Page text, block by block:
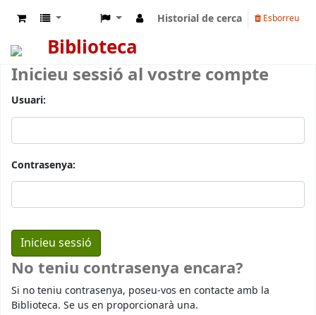
Historial de cerca Esborreu
Biblioteca
Inicieu sessió al vostre compte
Usuari:
Contrasenya:
No teniu contrasenya encara?
Si no teniu contrasenya, poseu-vos en contacte amb la
Biblioteca. Se us en proporcionarà una.